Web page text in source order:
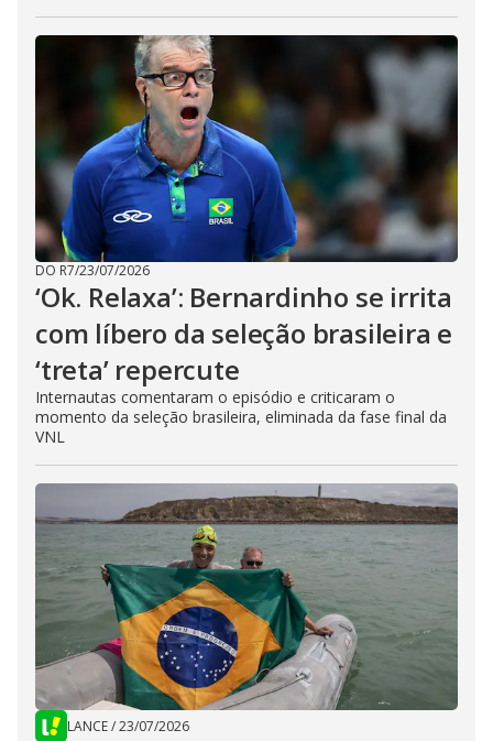
DO R7/23/07/2026
‘Ok. Relaxa’: Bernardinho se irrita
com líbero da seleção brasileira e
‘treta’ repercute
Internautas comentaram o episódio e criticaram o
momento da seleção brasileira, eliminada da fase final da
VNL
LANCE/23/07/2026